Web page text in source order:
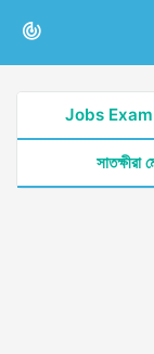
Jobs